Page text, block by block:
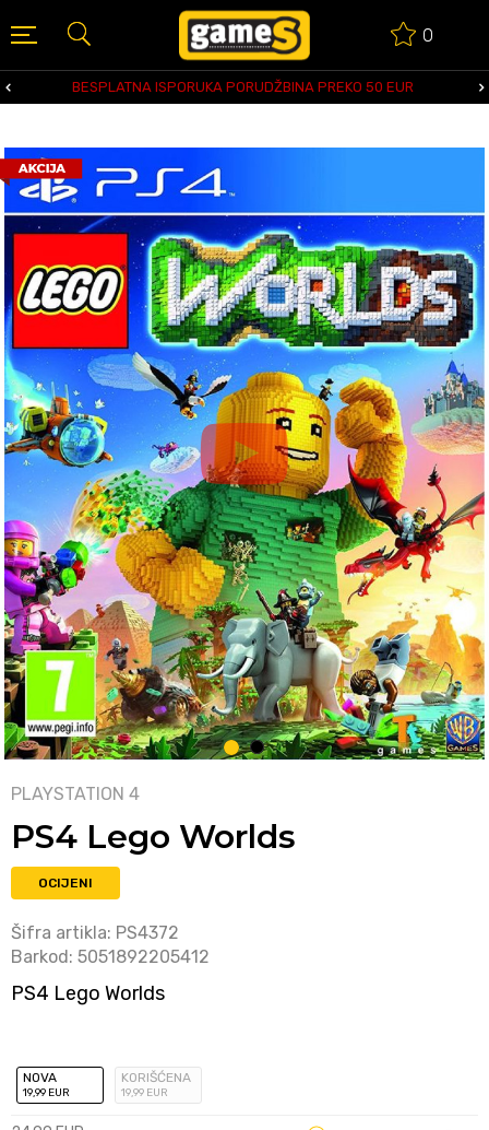
0
BESPLATNA ISPORUKA PORUDŽBINA PREKO 50 EUR
1 2
PLAYSTATION 4
PS4 Lego Worlds
OCIJENI
Šifra artikla: PS4372
Barkod: 5051892205412
PS4 Lego Worlds
NOVA
19,99 EUR
KORIŠĆENA
19,99 EUR